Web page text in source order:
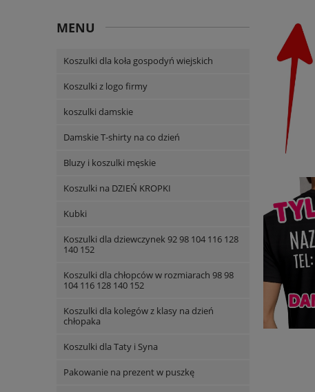
MENU
Koszulki dla koła gospodyń wiejskich
Koszulki z logo firmy
koszulki damskie
Damskie T-shirty na co dzień
Bluzy i koszulki męskie
Koszulki na DZIEŃ KROPKI
Kubki
Koszulki dla dziewczynek 92 98 104 116 128
140 152
Koszulki dla chłopców w rozmiarach 98 98
104 116 128 140 152
Koszulki dla kolegów z klasy na dzień
chłopaka
Koszulki dla Taty i Syna
Pakowanie na prezent w puszkę